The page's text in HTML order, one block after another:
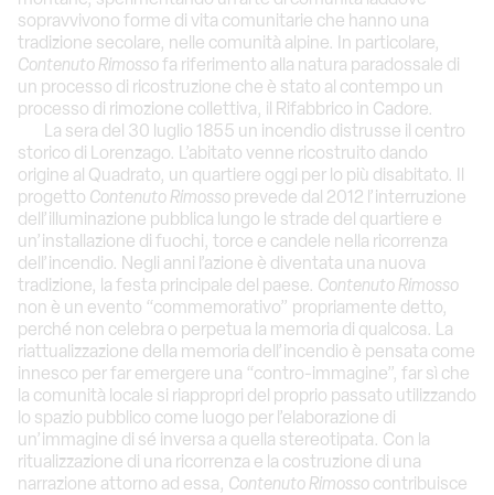
sopravvivono forme di vita comunitarie che hanno una
tradizione secolare, nelle comunità alpine. In particolare,
Contenuto Rimossofa riferimento alla natura paradossale di
un processo di ricostruzione che è stato al contempo un
processo di rimozione collettiva, il Rifabbrico in Cadore.
La sera del 30 luglio 1855 un incendio distrusse il centro
storico di Lorenzago. L’abitato venne ricostruito dando
origine al Quadrato, un quartiere oggi per lo più disabitato. Il
progetto Contenuto Rimosso prevede dal 2012 l’interruzione
dell’illuminazione pubblica lungo le strade del quartiere e
un’installazione di fuochi, torce e candele nella ricorrenza
dell’incendio. Negli anni l’azione è diventata una nuova
tradizione, la festa principale del paese. Contenuto Rimosso
non è un evento “commemorativo” propriamente detto,
perché non celebra o perpetua la memoria di qualcosa. La
riattualizzazione della memoria dell’incendio è pensata come
innesco per far emergere una “contro-immagine”, far sì che
la comunità locale si riappropri del proprio passato utilizzando
lo spazio pubblico come luogo per l’elaborazione di
un’immagine di sé inversa a quella stereotipata. Con la
ritualizzazione di una ricorrenza e la costruzione di una
narrazione attorno ad essa, Contenuto Rimosso contribuisce